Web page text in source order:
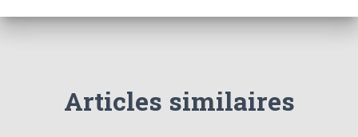
Articles similaires